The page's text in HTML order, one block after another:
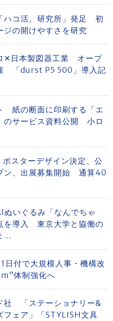
コ活。研究所」発足 初
ジの開けやすさを研究
✕日本製図器工業 オープ
「durst P5 500」導入記
紙の断面に印刷する「エ
のサービス資料公開 小ロ
ポスターデザイン決定、公
ン、出展募集開始 通算40
いぐるみ「なんでちゃ
を導入 東京大学と協働の
...
日付で大規模人事・機構改
体制強化へ
社 「ステーショナリー&
フェア」「STYLISH文具